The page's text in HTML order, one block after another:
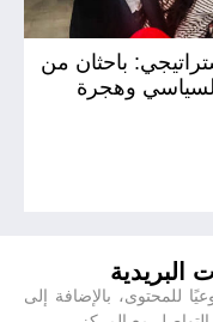
باحثان من
وهجرة
البريدية
للمحتوى، بالإضافة إلى